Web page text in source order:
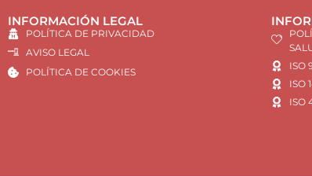
INFORMACIÓN LEGAL
POLÍTICA DE PRIVACIDAD
AVISO LEGAL
POLÍTICA DE COOKIES
ISO
ISO
ISO